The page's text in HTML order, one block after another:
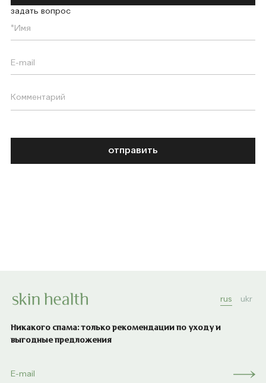
задать вопрос
отправить
rus ukr
Никакого спама: только рекомендации по уходу и
выгодные предложения